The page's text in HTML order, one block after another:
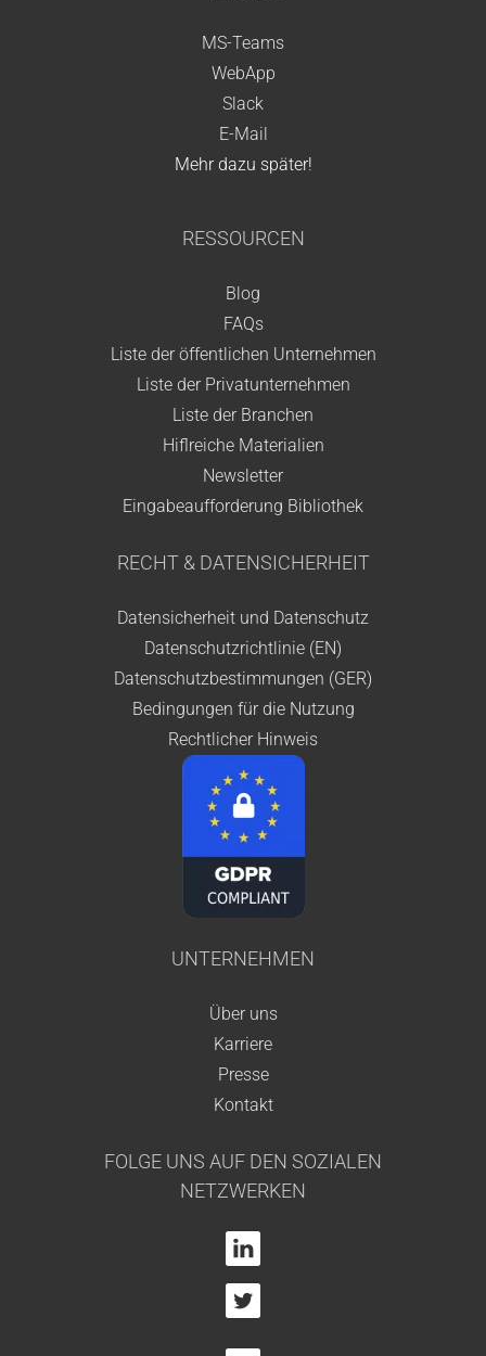
MS-Teams
WebApp
Slack
E-Mail
Mehr dazu später!
RESSOURCEN
Blog
FAQs
Liste der öffentlichen Unternehmen
Liste der Privatunternehmen
Liste der Branchen
Hiflreiche Materialien
Newsletter
Eingabeaufforderung Bibliothek
RECHT & DATENSICHERHEIT
Datensicherheit und Datenschutz
Datenschutzrichtlinie (EN)
Datenschutzbestimmungen (GER)
Bedingungen für die Nutzung
Rechtlicher Hinweis
UNTERNEHMEN
Über uns
Karriere
Presse
Kontakt
FOLGE UNS AUF DEN SOZIALEN
NETZWERKEN